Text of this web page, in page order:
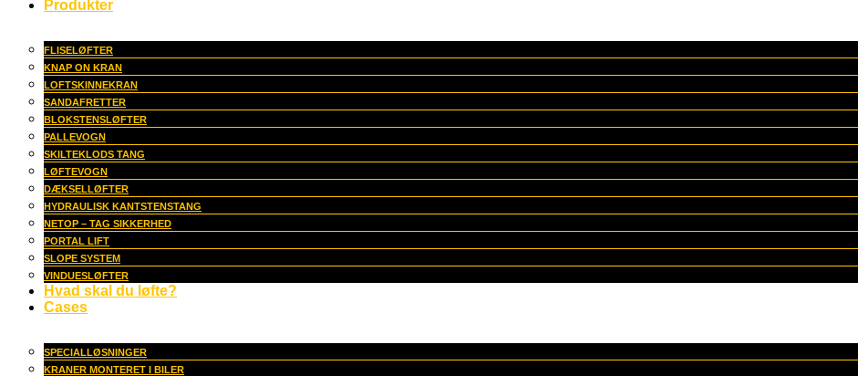
Produkter
FLISELØFTER
KNAP ON KRAN
LOFTSKINNEKRAN
SANDAFRETTER
BLOKSTENSLØFTER
PALLEVOGN
SKILTEKLODS TANG
LØFTEVOGN
DÆKSELLØFTER
HYDRAULISK KANTSTENSTANG
NETOP – TAG SIKKERHED
PORTAL LIFT
SLOPE SYSTEM
VINDUESLØFTER
Hvad skal du løfte?
Cases
SPECIALLØSNINGER
KRANER MONTERET I BILER